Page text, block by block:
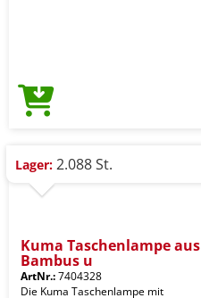
Lager: 2.088 St.
Kuma Taschenlampe aus
Bambus u
ArtNr.:7404328
Die Kuma Taschenlampe mit